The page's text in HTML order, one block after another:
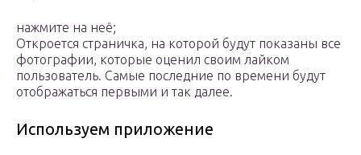
нажмите на неё;
Откроется страничка, на которой будут показаны все
фотографии, которые оценил своим лайком
пользователь. Самые последние по времени будут
отображаться первыми и так далее.
Используем приложение